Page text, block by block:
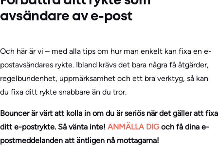
avsändare av e-post
Och här är vi – med alla tips om hur man enkelt kan fixa en e-
postavsändares rykte. Ibland krävs det bara några få åtgärder,
regelbundenhet, uppmärksamhet och ett bra verktyg, så kan
du fixa ditt rykte snabbare än du tror.
Bouncer är värt att kolla in om du är seriös när det gäller att fixa
ditt e-postrykte. Så vänta inte! ANMÄLLA DIGoch få dina e-
postmeddelanden att äntligen nå mottagarna!